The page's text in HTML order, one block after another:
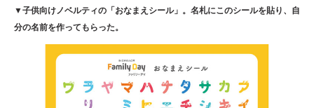
▼子供向けノベルティの「おなまえシール」。名札にこのシールを貼り、自
分の名前を作ってもらった。